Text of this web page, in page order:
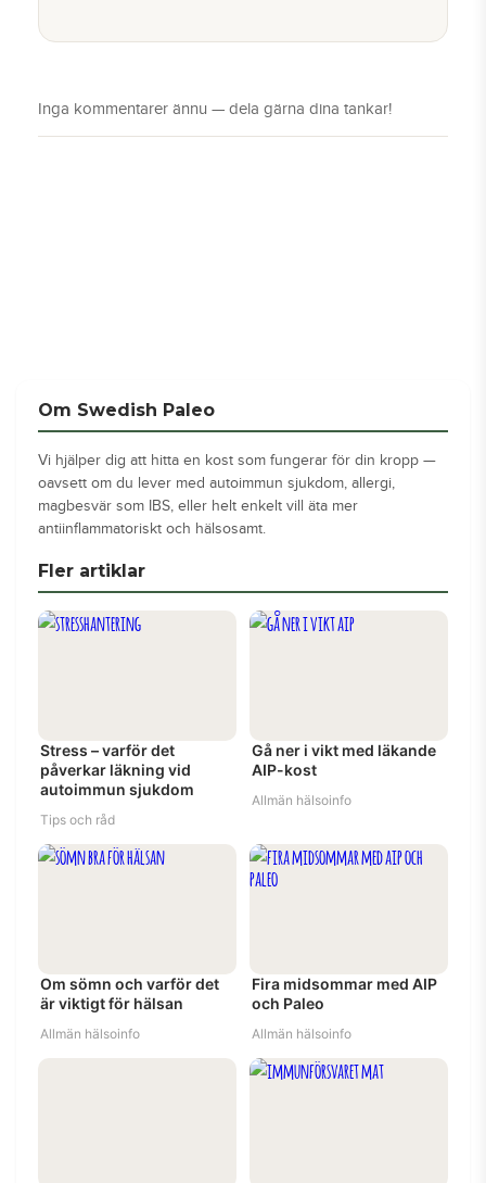
Om Swedish Paleo
Vi hjälper dig att hitta en kost som fungerar för din kropp —
oavsett om du lever med autoimmun sjukdom, allergi,
magbesvär som IBS, eller helt enkelt vill äta mer
antiinflammatoriskt och hälsosamt.
Fler artiklar
Stress – varför det
påverkar läkning vid
autoimmun sjukdom
Tips och råd
Gå ner i vikt med läkande
AIP-kost
Allmän hälsoinfo
Om sömn och varför det
är viktigt för hälsan
Allmän hälsoinfo
Fira midsommar med AIP
och Paleo
Allmän hälsoinfo